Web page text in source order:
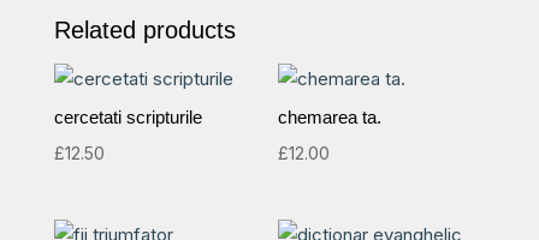
Related products
cercetati scripturile
£12.50
chemarea ta.
£12.00